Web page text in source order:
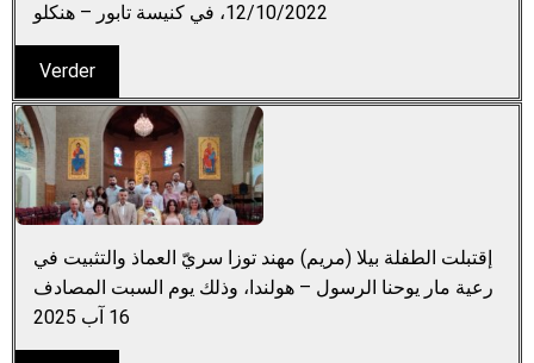
12/10/2022، في كنيسة تابور – هنكلو
Verder
إقتبلت الطفلة بيلا (مريم) مهند توزا سريّ العماذ والتثبيت في
رعية مار يوحنا الرسول – هولندا، وذلك يوم السبت المصادف
16 آب 2025